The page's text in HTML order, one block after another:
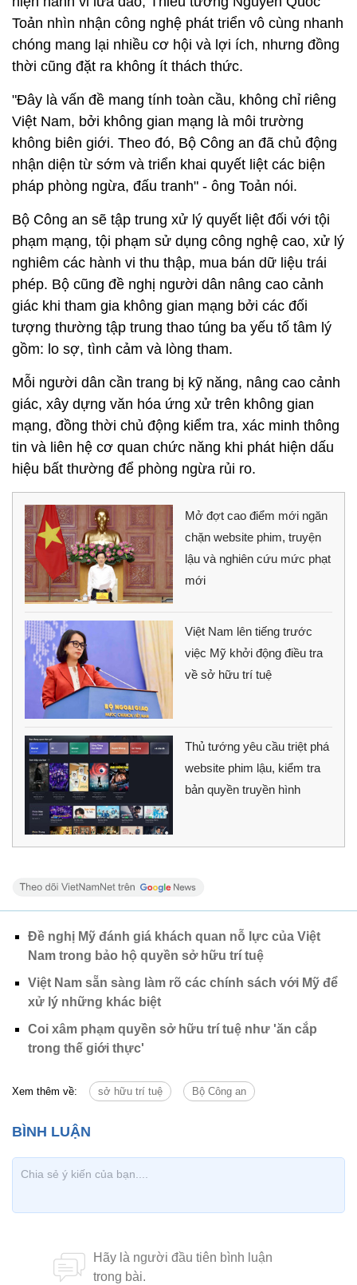
Toản nhìn nhận công nghệ phát triển vô cùng nhanh
chóng mang lại nhiều cơ hội và lợi ích, nhưng đồng
thời cũng đặt ra không ít thách thức.
"Đây là vấn đề mang tính toàn cầu, không chỉ riêng
Việt Nam, bởi không gian mạng là môi trường
không biên giới. Theo đó, Bộ Công an đã chủ động
nhận diện từ sớm và triển khai quyết liệt các biện
pháp phòng ngừa, đấu tranh" - ông Toản nói.
Bộ Công an sẽ tập trung xử lý quyết liệt đối với tội
phạm mạng, tội phạm sử dụng công nghệ cao, xử lý
nghiêm các hành vi thu thập, mua bán dữ liệu trái
phép. Bộ cũng đề nghị người dân nâng cao cảnh
giác khi tham gia không gian mạng bởi các đối
tượng thường tập trung thao túng ba yếu tố tâm lý
gồm: lo sợ, tình cảm và lòng tham.
Mỗi người dân cần trang bị kỹ năng, nâng cao cảnh
giác, xây dựng văn hóa ứng xử trên không gian
mạng, đồng thời chủ động kiểm tra, xác minh thông
tin và liên hệ cơ quan chức năng khi phát hiện dấu
hiệu bất thường để phòng ngừa rủi ro.
Mở đợt cao điểm mới ngăn
chặn website phim, truyện
lậu và nghiên cứu mức phạt
mới
Việt Nam lên tiếng trước
việc Mỹ khởi động điều tra
về sở hữu trí tuệ
Thủ tướng yêu cầu triệt phá
website phim lậu, kiểm tra
bản quyền truyền hình
Đề nghị Mỹ đánh giá khách quan nỗ lực của Việt
Nam trong bảo hộ quyền sở hữu trí tuệ
Việt Nam sẵn sàng làm rõ các chính sách với Mỹ để
xử lý những khác biệt
Coi xâm phạm quyền sở hữu trí tuệ như 'ăn cắp
trong thế giới thực'
Xem thêm về: sở hữu trí tuệ Bộ Công an